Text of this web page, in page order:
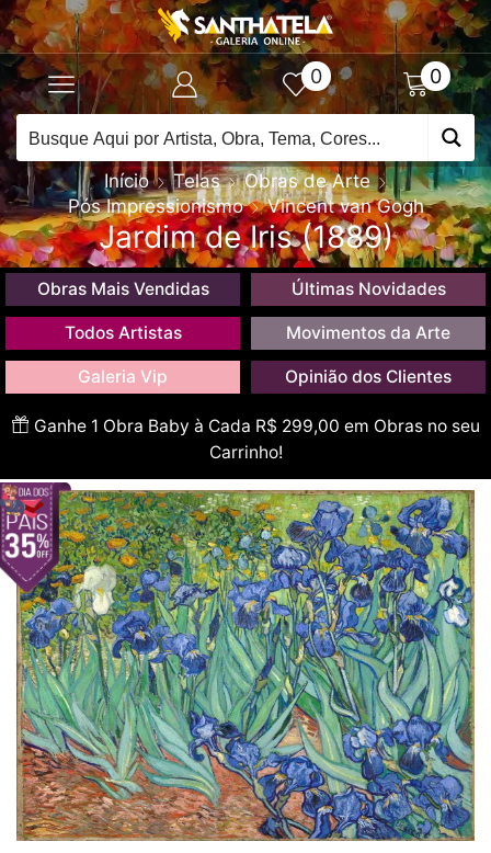
0 0
Início Telas
Obras de Arte
Pós Impressionismo
Vincent van Gogh
Jardim de Iris (1889)
Obras Mais Vendidas Últimas Novidades
Todos Artistas Movimentos da Arte
Galeria Vip Opinião dos Clientes
Ganhe 1 Obra Baby à Cada R$ 299,00 em Obras no seu
Carrinho!